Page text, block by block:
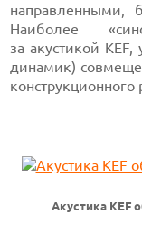
направленными,
Наиболее
за акустикой
динамик)
Акустика KEF